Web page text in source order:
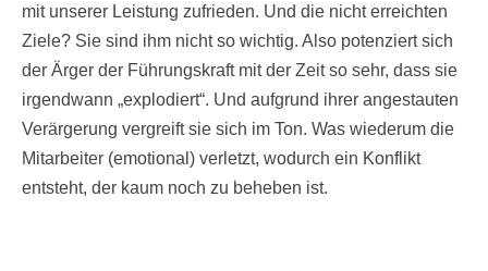
mit unserer Leistung zufrieden. Und die nicht erreichten
Ziele? Sie sind ihm nicht so wichtig. Also potenziert sich
der Ärger der Führungskraft mit der Zeit so sehr, dass sie
irgendwann „explodiert“. Und aufgrund ihrer angestauten
Verärgerung vergreift sie sich im Ton. Was wiederum die
Mitarbeiter (emotional) verletzt, wodurch ein Konflikt
entsteht, der kaum noch zu beheben ist.